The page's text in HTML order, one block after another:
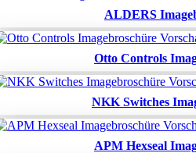
ALDERS
Otto Controls
NKK Switches
APM Hexseal